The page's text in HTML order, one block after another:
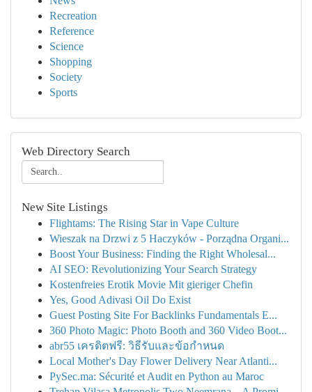
Recreation
Reference
Science
Shopping
Society
Sports
Web Directory Search
New Site Listings
Flightams: The Rising Star in Vape Culture
Wieszak na Drzwi z 5 Haczyków - Porządna Organi...
Boost Your Business: Finding the Right Wholesal...
AI SEO: Revolutionizing Your Search Strategy
Kostenfreies Erotik Movie Mit gieriger Chefin
Yes, Good Adivasi Oil Do Exist
Guest Posting Site For Backlinks Fundamentals E...
360 Photo Magic: Photo Booth and 360 Video Boot...
abr55 เครดิตฟรี: วิธีรับและข้อกำหนด
Local Mother's Day Flower Delivery Near Atlanti...
PySec.ma: Sécurité et Audit en Python au Maroc